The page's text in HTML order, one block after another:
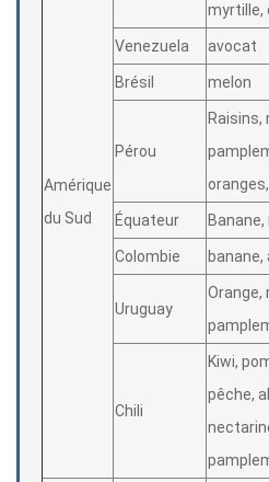
Amérique
du Sud
myrtille,
Venezuela avocat
Brésil melon
Pérou
Raisins,
Équateur
Colombie
Uruguay
Orange,
Chili
Kiwi,
pêche,